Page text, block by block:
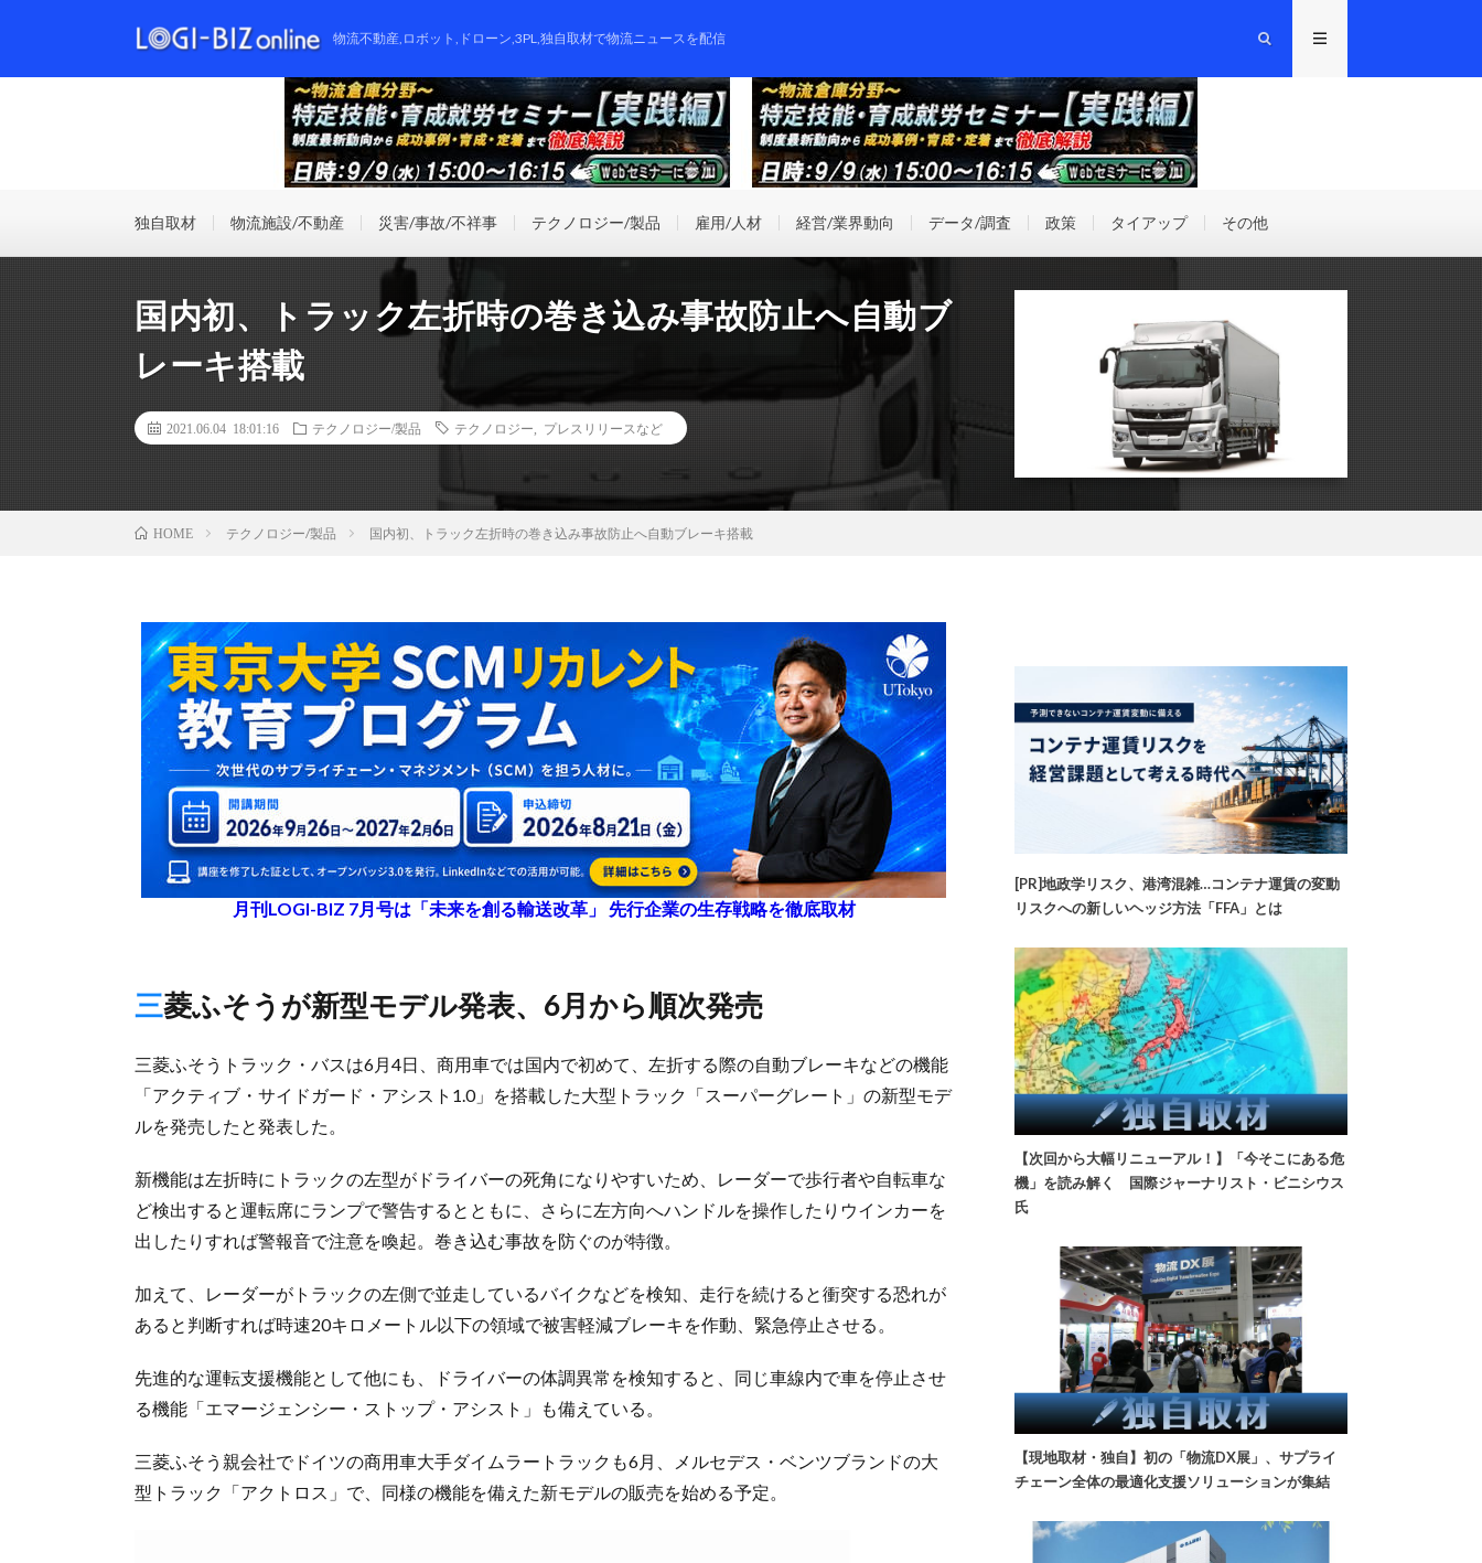
物流不動産,ロボット,ドローン,3PL,独自取材で物流ニュースを配信
独自取材 物流施設/不動産 災害/事故/不祥事 テクノロジー/製品 雇用/人材 経営/業界動向 データ/調査 政策 タイアップ その他
国内初、トラック左折時の巻き込み事故防止へ自動ブ
レーキ搭載
2021.06.04 18:01:16 テクノロジー/製品 テクノロジー プレスリリースなど
HOME テクノロジー/製品 国内初、トラック左折時の巻き込み事故防止へ自動ブレーキ搭載
月刊LOGI-BIZ 7月号は「未来を創る輸送改革」 先行企業の生存戦略を徹底取材
三菱ふそうが新型モデル発表、6月から順次発売
三菱ふそうトラック・バスは6月4日、商用車では国内で初めて、左折する際の自動ブレーキなどの機能
「アクティブ・サイドガード・アシスト1.0」を搭載した大型トラック「スーパーグレート」の新型モデ
ルを発売したと発表した。
新機能は左折時にトラックの左型がドライバーの死角になりやすいため、レーダーで歩行者や自転車な
ど検出すると運転席にランプで警告するとともに、さらに左方向へハンドルを操作したりウインカーを
出したりすれば警報音で注意を喚起。巻き込む事故を防ぐのが特徴。
加えて、レーダーがトラックの左側で並走しているバイクなどを検知、走行を続けると衝突する恐れが
あると判断すれば時速20キロメートル以下の領域で被害軽減ブレーキを作動、緊急停止させる。
先進的な運転支援機能として他にも、ドライバーの体調異常を検知すると、同じ車線内で車を停止させ
る機能「エマージェンシー・ストップ・アシスト」も備えている。
三菱ふそう親会社でドイツの商用車大手ダイムラートラックも6月、メルセデス・ベンツブランドの大
型トラック「アクトロス」で、同様の機能を備えた新モデルの販売を始める予定。
[PR]地政学リスク、港湾混雑…コンテナ運賃の変動
リスクへの新しいヘッジ方法「FFA」とは
【次回から大幅リニューアル！】「今そこにある危
機」を読み解く 国際ジャーナリスト・ビニシウス
氏
【現地取材・独自】初の「物流DX展」、サプライ
チェーン全体の最適化支援ソリューションが集結